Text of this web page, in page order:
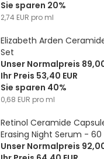
Sie sparen 20%
2,74 EUR pro ml
Elizabeth Arden
Set
Unser Normalpreis 89,00
Ihr Preis 53,40 EUR
Sie sparen 40%
0,68 EUR pro ml
Retinol Ceramide
Erasing Night Serum - 60
Unser Normalpreis 92,00